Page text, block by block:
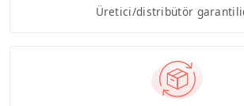
Üretici/distribütör